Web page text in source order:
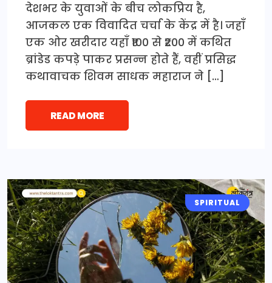
देशभर के युवाओं के बीच लोकप्रिय है,
आजकल एक विवादित चर्चा के केंद्र में है। जहाँ
एक ओर खरीदार यहाँ ₹100 से ₹200 में कथित
ब्रांडेड कपड़े पाकर प्रसन्न होते हैं, वहीं प्रसिद्ध
कथावाचक शिवम साधक महाराज ने […]
READ MORE
SPIRITUAL